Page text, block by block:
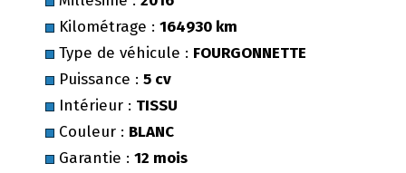
Kilométrage : 164930 km
Type de véhicule : FOURGONNETTE
Puissance : 5 cv
Intérieur : TISSU
Couleur : BLANC
Garantie : 12 mois